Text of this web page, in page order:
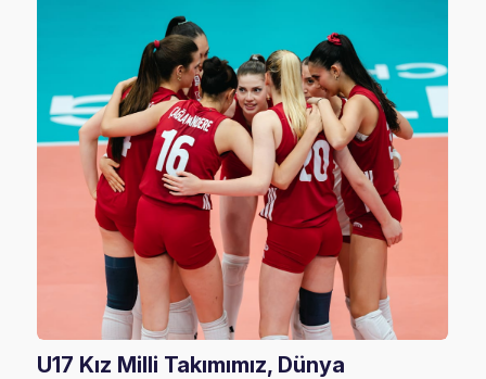
U17 Kız Milli Takımımız, Dünya